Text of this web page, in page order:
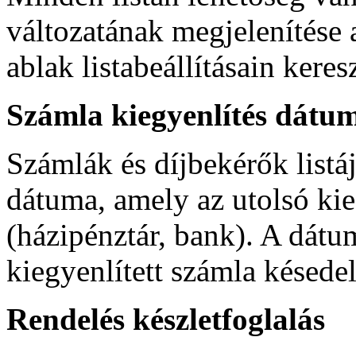
változatának
ablak listabeállításain
Számla kiegyenlítés
Számlák és díjbekérők
dátuma, amely az utolsó
(házipénztár, bank). A
kiegyenlített számla
Rendelés készletfoglalás